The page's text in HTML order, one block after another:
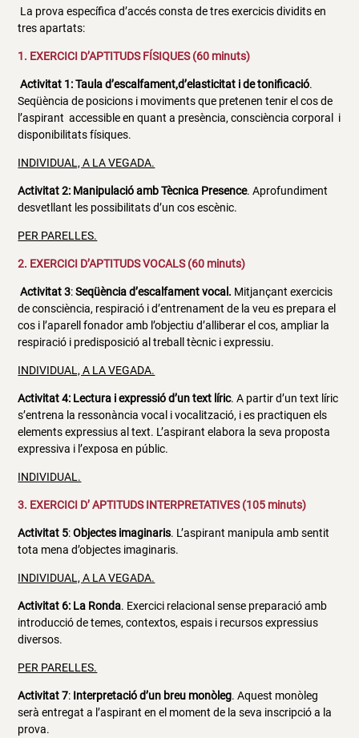
La prova específica d’accés consta de tres exercicis dividits en
tres apartats:
1. EXERCICI D’APTITUDS FÍSIQUES (60 minuts)
Activitat 1: Taula d’escalfament,d’elasticitat i de tonificació.
Seqüència de posicions i moviments que pretenen tenir el cos de
l’aspirant accessible en quant a presència, consciència corporal i
disponibilitats físiques.
INDIVIDUAL, A LA VEGADA.
Activitat 2: Manipulació amb Tècnica Presence. Aprofundiment
desvetllant les possibilitats d’un cos escènic.
PER PARELLES.
2. EXERCICI D’APTITUDS VOCALS (60 minuts)
Activitat 3:Seqüència d’escalfamentvocal. Mitjançant exercicis
de consciència, respiració i d’entrenament de la veu es prepara el
cos i l’aparell fonador amb l’objectiu d’alliberar el cos, ampliar la
respiració i predisposició al treball tècnic i expressiu.
INDIVIDUAL, A LA VEGADA.
Activitat 4: Lectura i expressió d’un text líric. A partir d’un text líric
s’entrena la ressonància vocal i vocalització, i es practiquen els
elements expressius al text. L’aspirant elabora la seva proposta
expressiva i l’exposa en públic.
INDIVIDUAL.
3. EXERCICI D’ APTITUDS INTERPRETATIVES (105 minuts)
Activitat 5:Objectes imaginaris. L’aspirant manipula amb sentit
tota mena d’objectes imaginaris.
INDIVIDUAL, A LA VEGADA.
Activitat 6: La Ronda. Exercici relacional sense preparació amb
introducció de temes, contextos, espais i recursos expressius
diversos.
PER PARELLES.
Activitat 7: Interpretació d’un breu monòleg. Aquest monòleg
serà entregat a l’aspirant en el moment de la seva inscripció a la
prova.